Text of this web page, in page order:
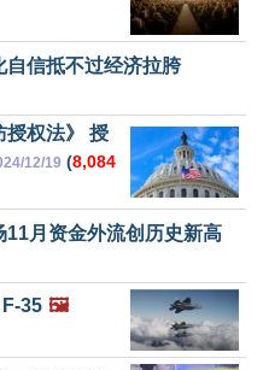
自信抵不过经济拉胯
授权法》 授
12/19 (8,084
月资金外流创历史新高
35 🖼️